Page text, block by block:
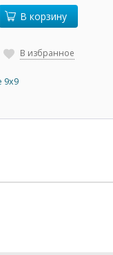
В корзину
В избранное
9х9